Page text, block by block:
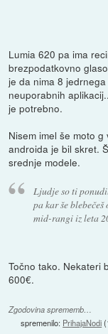
Lumia 620 pa ima
brezpodatkovno
je da nima 8
neuporabnih
je potrebno.
Nisem imel še moto
androida je bil skret.
srednje modele.
Ljudje so ti
pa kar še
mid-rangi iz leta
Točno tako. Nekateri
600€.
Zgodovina sprememb…
spremenilo: PrihajaNodi(